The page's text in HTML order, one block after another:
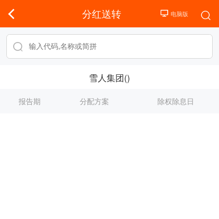
分红送转
雪人集团()
报告期 分配方案 除权除息日